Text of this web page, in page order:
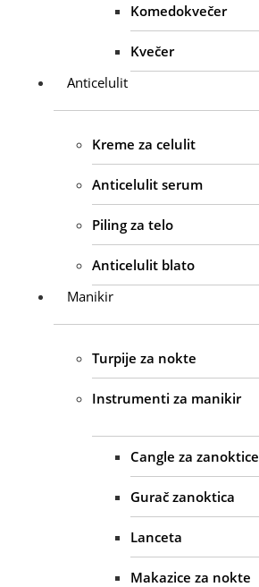
Komedokvečer
Kvečer
Anticelulit
Kreme za celulit
Anticelulit serum
Piling za telo
Anticelulit blato
Manikir
Turpije za nokte
Instrumenti za manikir
Cangle za zanoktice
Gurač zanoktica
Lanceta
Makazice za nokte